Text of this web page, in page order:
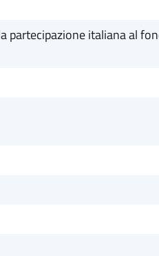
partecipazione italiana al